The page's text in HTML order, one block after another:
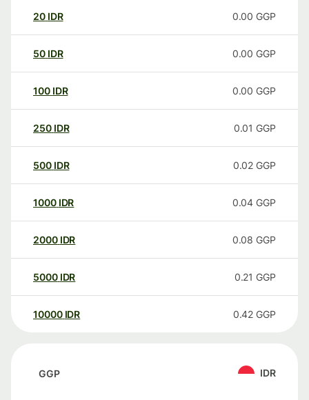
20 IDR 0.00 GGP
50 IDR 0.00 GGP
100 IDR 0.00 GGP
250 IDR 0.01 GGP
500 IDR 0.02 GGP
1000 IDR 0.04 GGP
2000 IDR 0.08 GGP
5000 IDR 0.21 GGP
10000 IDR 0.42 GGP
GGP IDR